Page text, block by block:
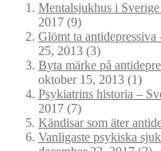
Mentalsjukhus i
2017 (9)
Glömt ta
25, 2013 (3)
Byta märke på
oktober 15, 2013 (1)
Psykiatrins historia –
2017 (7)
Kändisar som äter
Vanligaste psykiska